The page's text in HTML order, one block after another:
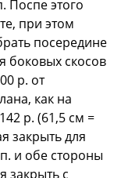
Поспе этого
при этом
посередине
боковых скосов
р. от
как на
р. (61,5 см =
закрыть для
и обе стороны
закрыть с